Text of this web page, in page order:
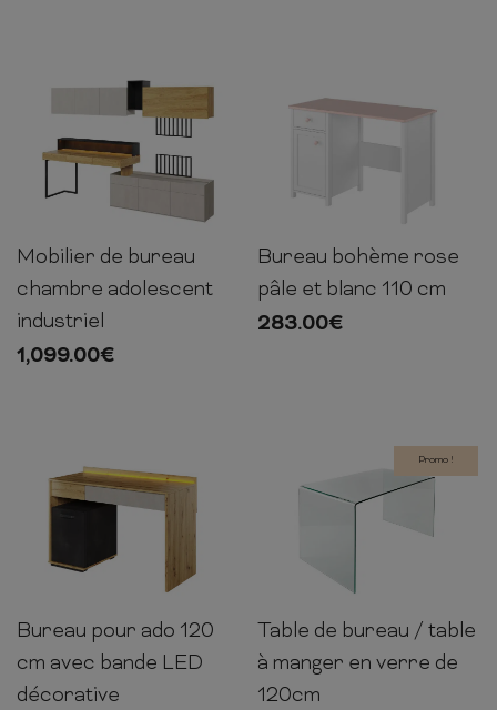
193cm 239cm 61cm
Mobilier de bureau
chambre adolescent
industriel
1,099.00€
76cm 110cm 52cm
Bureau bohème rose
pâle et blanc 110 cm
283.00€
82cm 120cm 53cm
Bureau pour ado 120
cm avec bande LED
décorative
Promo !
73cm 120cm 70cm
Table de bureau / table
à manger en verre de
120cm